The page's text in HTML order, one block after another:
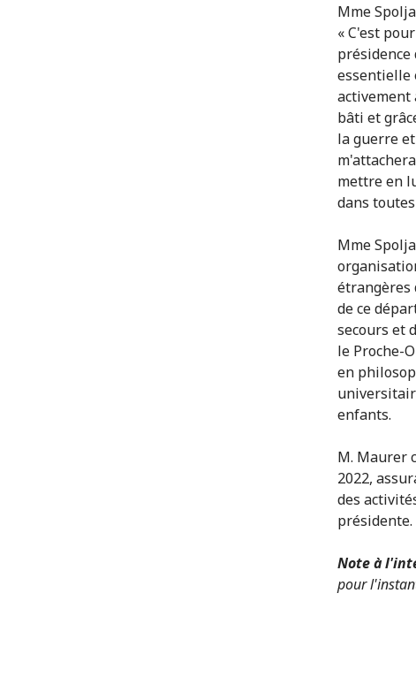
Mme
« C'est
essentielle
activement
bâti et
la guerre
mettre en
dans
Mme
étrangères
de ce
secours et
le Proche-
en
enfants.
M. Maurer
2022,
des
présidente.
Note à
pour